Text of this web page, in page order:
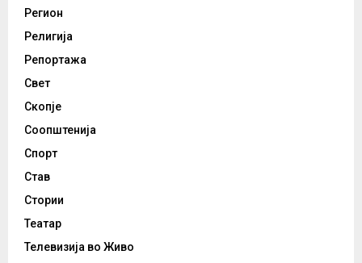
Регион
Религија
Репортажа
Свет
Скопје
Соопштенија
Спорт
Став
Стории
Театар
Телевизија во Живо